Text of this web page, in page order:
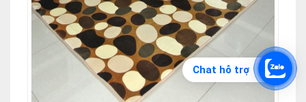
Chat hỗ trợ